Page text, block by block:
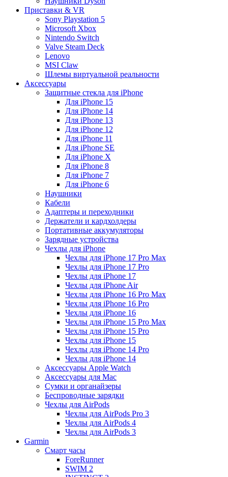
Приставки & VR
Sony Playstation 5
Microsoft Xbox
Nintendo Switch
Valve Steam Deck
Lenovo
MSI Claw
Шлемы виртуальной реальности
Аксессуары
Защитные стекла для iPhone
Для iPhone 15
Для iPhone 14
Для iPhone 13
Для iPhone 12
Для iPhone 11
Для iPhone SE
Для iPhone X
Для iPhone 8
Для iPhone 7
Для iPhone 6
Наушники
Кабели
Адаптеры и переходники
Держатели и кардхолдеры
Портативные аккумуляторы
Зарядные устройства
Чехлы для iPhone
Чехлы для iPhone 17 Pro Max
Чехлы для iPhone 17 Pro
Чехлы для iPhone 17
Чехлы для iPhone Air
Чехлы для iPhone 16 Pro Max
Чехлы для iPhone 16 Pro
Чехлы для iPhone 16
Чехлы для iPhone 15 Pro Max
Чехлы для iPhone 15 Pro
Чехлы для iPhone 15
Чехлы для iPhone 14 Pro
Чехлы для iPhone 14
Аксессуары Apple Watch
Аксессуары для Mac
Сумки и органайзеры
Беспроводные зарядки
Чехлы для AirPods
Чехлы для AirPods Pro 3
Чехлы для AirPods 4
Чехлы для AirPods 3
Garmin
Смарт часы
ForeRunner
SWIM 2